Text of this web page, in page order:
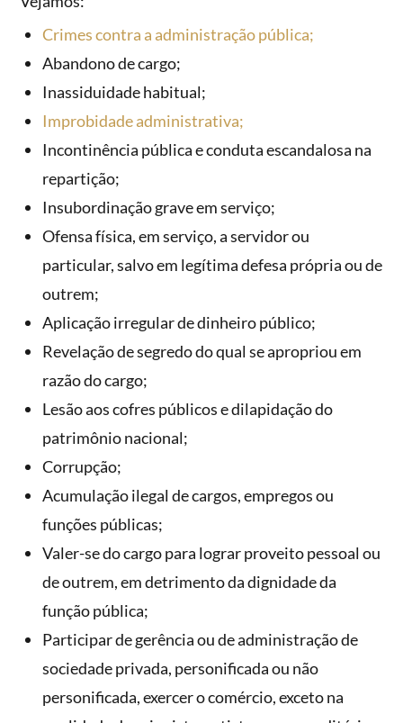
Crimes contra a administração pública;
Abandono de cargo;
Inassiduidade habitual;
Improbidade administrativa;
Incontinência pública e conduta escandalosa na
repartição;
Insubordinação grave em serviço;
Ofensa física, em serviço, a servidor ou
particular, salvo em legítima defesa própria ou de
outrem;
Aplicação irregular de dinheiro público;
Revelação de segredo do qual se apropriou em
razão do cargo;
Lesão aos cofres públicos e dilapidação do
patrimônio nacional;
Corrupção;
Acumulação ilegal de cargos, empregos ou
funções públicas;
Valer-se do cargo para lograr proveito pessoal ou
de outrem, em detrimento da dignidade da
função pública;
Participar de gerência ou de administração de
sociedade privada, personificada ou não
personificada, exercer o comércio, exceto na